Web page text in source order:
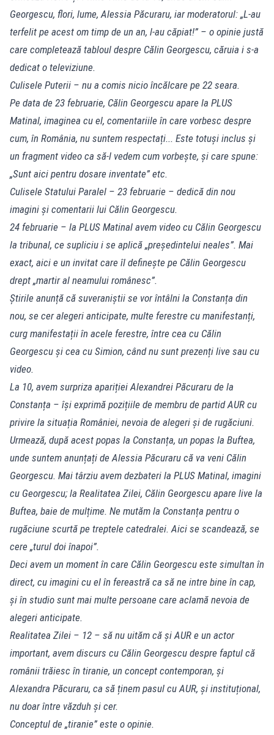
Georgescu, flori, lume, Alessia Păcuraru, iar moderatorul: „L-au
terfelit pe acest om timp de un an, l-au căpiat!” – o opinie justă
care completează tabloul despre Călin Georgescu, căruia i s-a
dedicat o televiziune.
Culisele Puterii – nu a comis nicio încălcare pe 22 seara.
Pe data de 23 februarie, Călin Georgescu apare la PLUS
Matinal, imaginea cu el, comentariile în care vorbesc despre
cum, în România, nu suntem respectați... Este totuși inclus și
un fragment video ca să-l vedem cum vorbește, și care spune:
„Sunt aici pentru dosare inventate” etc.
Culisele Statului Paralel – 23 februarie – dedică din nou
imagini și comentarii lui Călin Georgescu.
24 februarie – la PLUS Matinal avem video cu Călin Georgescu
la tribunal, ce supliciu i se aplică „președintelui neales”. Mai
exact, aici e un invitat care îl definește pe Călin Georgescu
drept „martir al neamului românesc”.
Știrile anunță că suveraniștii se vor întâlni la Constanța din
nou, se cer alegeri anticipate, multe ferestre cu manifestanți,
curg manifestații în acele ferestre, între cea cu Călin
Georgescu și cea cu Simion, când nu sunt prezenți live sau cu
video.
La 10, avem surpriza apariției Alexandrei Păcuraru de la
Constanța – își exprimă pozițiile de membru de partid AUR cu
privire la situația României, nevoia de alegeri și de rugăciuni.
Urmează, după acest popas la Constanța, un popas la Buftea,
unde suntem anunțați de Alessia Păcuraru că va veni Călin
Georgescu. Mai târziu avem dezbateri la PLUS Matinal, imagini
cu Georgescu; la Realitatea Zilei, Călin Georgescu apare live la
Buftea, baie de mulțime. Ne mutăm la Constanța pentru o
rugăciune scurtă pe treptele catedralei. Aici se scandează, se
cere „turul doi înapoi”.
Deci avem un moment în care Călin Georgescu este simultan în
direct, cu imagini cu el în fereastră ca să ne intre bine în cap,
și în studio sunt mai multe persoane care aclamă nevoia de
alegeri anticipate.
Realitatea Zilei – 12 – să nu uităm că și AUR e un actor
important, avem discurs cu Călin Georgescu despre faptul că
românii trăiesc în tiranie, un concept contemporan, și
Alexandra Păcuraru, ca să ținem pasul cu AUR, și instituțional,
nu doar între văzduh și cer.
Conceptul de „tiranie” este o opinie.